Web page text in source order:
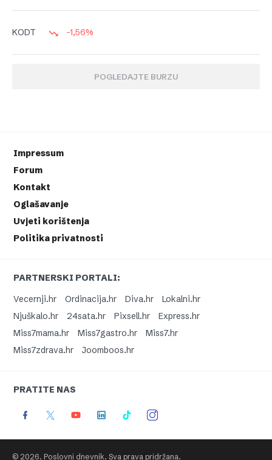
KODT -1,56%
POGLEDAJTE BURZU
Impressum
Forum
Kontakt
Oglašavanje
Uvjeti korištenja
Politika privatnosti
PARTNERSKI PORTALI:
Vecernji.hr
Ordinacija.hr Diva.hr
Lokalni.hr
Njuškalo.hr
24sata.hr Pixsell.hr
Express.hr
Miss7mama.hr
Miss7gastro.hr
Miss7.hr
Miss7zdrava.hr
Joomboos.hr
PRATITE NAS
© 2026. Poslovni dnevnik. Sva prava pridržana.